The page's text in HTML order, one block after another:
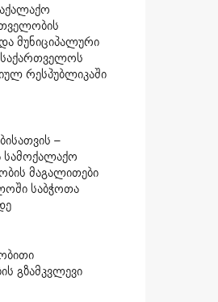
მუნიციპალური
რესპუბლიკაში
–
სამოქალაქო
მაგალითები
საბჭოთა
გზამკვლევი